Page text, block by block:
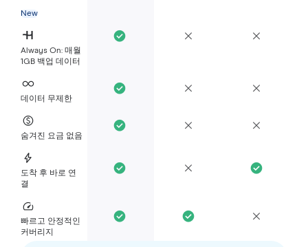
New
Always On: 매월
1GB 백업 데이터
데이터 무제한
숨겨진 요금 없음
도착 후 바로 연
결
빠르고 안정적인
커버리지